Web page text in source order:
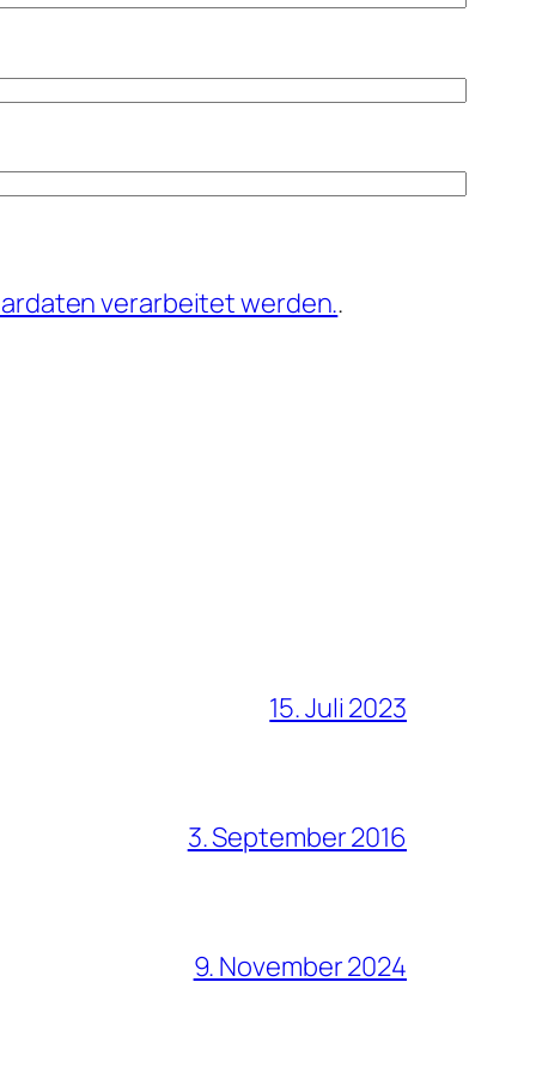
verarbeitet werden..
15. Juli 2023
3. September 2016
9. November 2024